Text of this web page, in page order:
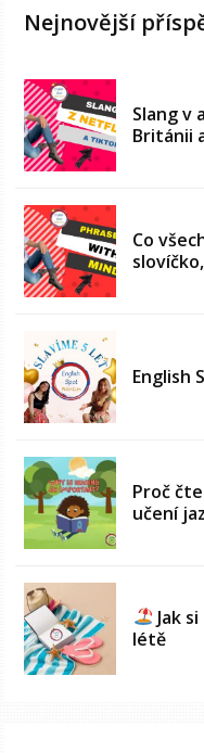
Nejnovější
Slang v
Británii
Co
English
Proč
učení
Jak
létě